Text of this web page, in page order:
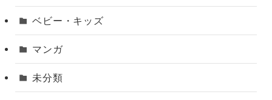
ベビー・キッズ
マンガ
未分類